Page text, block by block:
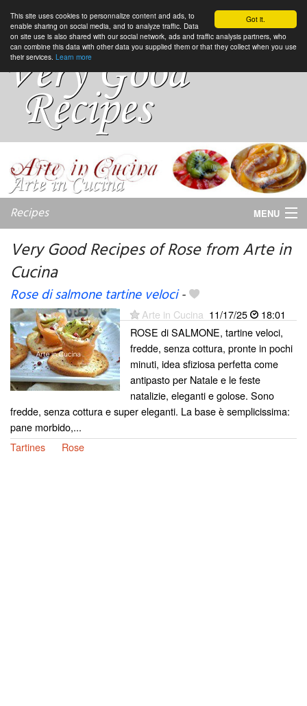
Got it.
This site uses cookies to personnalize content and ads, to
enable sharing on social media, and to analyze traffic. Data
on site use is also shared with our social network, ads and traffic analysis partners, who
can combine this data with other data you supplied them or that they collect when you use
their services. Learn more
Recipes MENU
Very Good Recipes of Rose from Arte in
Cucina
Rose di salmone tartine veloci-
Arte in Cucina 11/17/25
18:01
ROSE di SALMONE, tartine veloci,
fredde, senza cottura, pronte in pochi
minuti, idea sfiziosa perfetta come
antipasto per Natale e le feste
natalizie, eleganti e golose. Sono
fredde, senza cottura e super eleganti. La base è semplicissima:
pane morbido,...
Tartines
Rose